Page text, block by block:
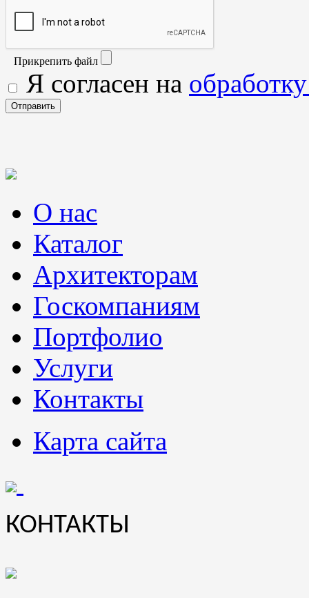
Прикрепить файл
Я согласен на
О нас
Каталог
Архитекторам
Госкомпаниям
Портфолио
Услуги
Контакты
Карта сайта
КОНТАКТЫ